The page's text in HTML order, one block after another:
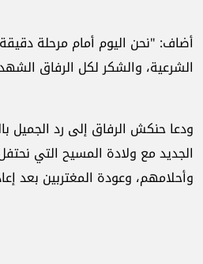
أضاف: "نحن اليوم أمام مرحلة
الشرعية، والشكر لكل الرفاق
ودعا حنكش الرفاق إلى رد الجميل
الجديد مع ولادة المسيح التي
وأحلامهم، وعودة المغتربين بعد